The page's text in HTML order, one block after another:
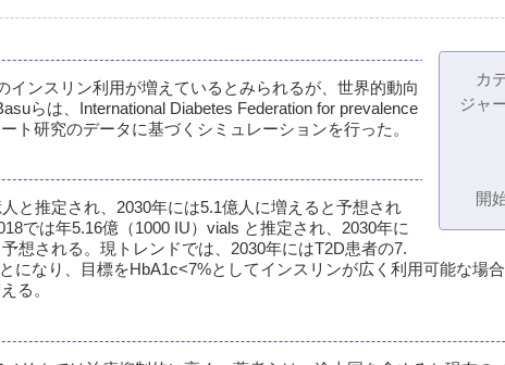
カ
ジャ
開
インスリン利用が増えているとみられるが、世界的動向
らは、International Diabetes Federation for prevalence
ト研究のデータに基づくシミュレーションを行った。
と推定され、2030年には5.1億人に増えると予想され
では年5.16億（1000 IU）vials と推定され、2030年に
想される。現トレンドでは、2030年にはT2D患者の7.
になり、目標をHbA1c<7%としてインスリンが広く利用可能な場
る。